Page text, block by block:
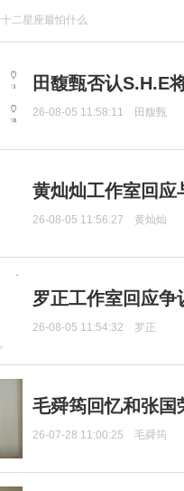
十二星座最怕什么
田馥甄否认S.H.E
26-08-05 11:58:11 田馥甄
黄灿灿工作室回应
26-08-05 11:56:27 黄灿灿
罗正工作室回应
26-08-05 11:54:32 罗正
毛舜筠回忆和张国
26-07-28 11:00:25 毛舜筠